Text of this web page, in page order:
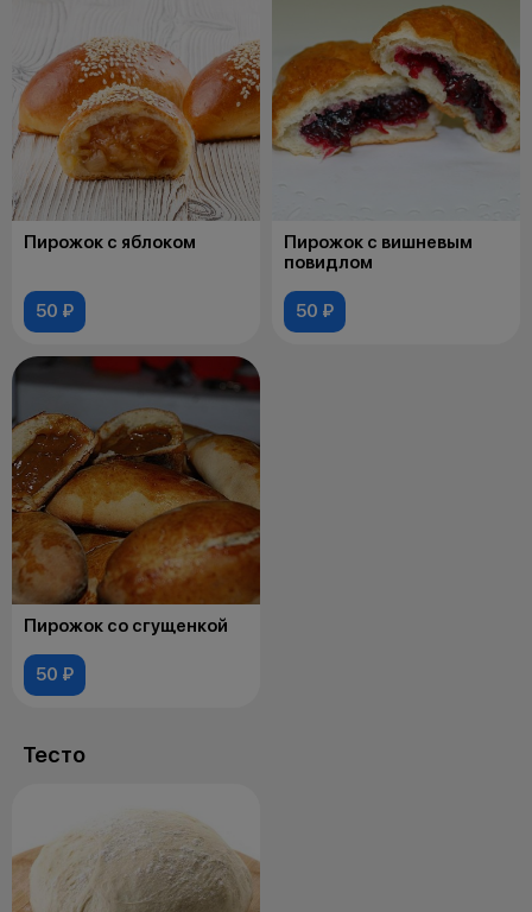
Пирожок с яблоком
50 ₽
Пирожок с вишневым
повидлом
50 ₽
Пирожок со сгущенкой
50 ₽
Тесто